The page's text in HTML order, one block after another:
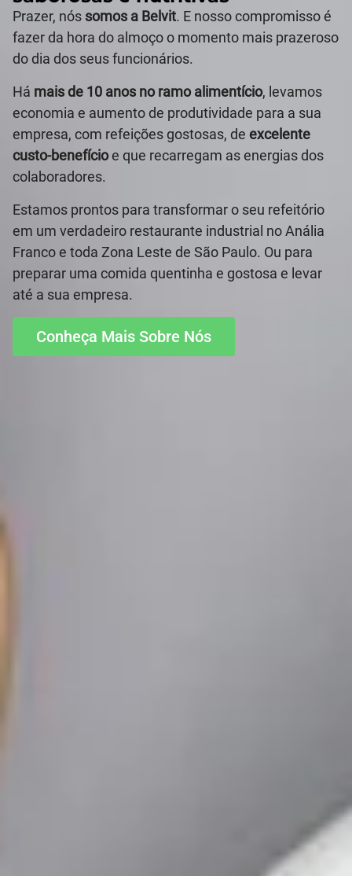
Prazer, nós somos a Belvit. E nosso compromisso é
fazer da hora do almoço o momento mais prazeroso
do dia dos seus funcionários.
Há mais de 10 anos no ramo alimentício, levamos
economia e aumento de produtividade para a sua
empresa, com refeições gostosas, de excelente
custo-benefícioe que recarregam as energias dos
colaboradores.
Estamos prontos para transformar o seu refeitório
em um verdadeiro restaurante industrial no Anália
Franco e toda Zona Leste de São Paulo. Ou para
preparar uma comida quentinha e gostosa e levar
até a sua empresa.
Conheça Mais Sobre Nós